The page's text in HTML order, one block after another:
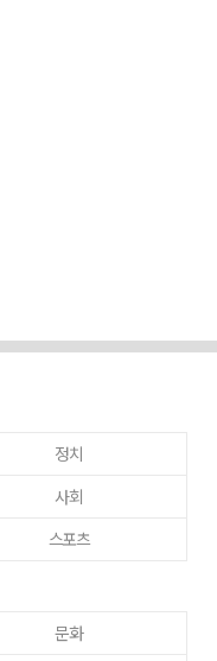
정치
사회
스포츠
문화